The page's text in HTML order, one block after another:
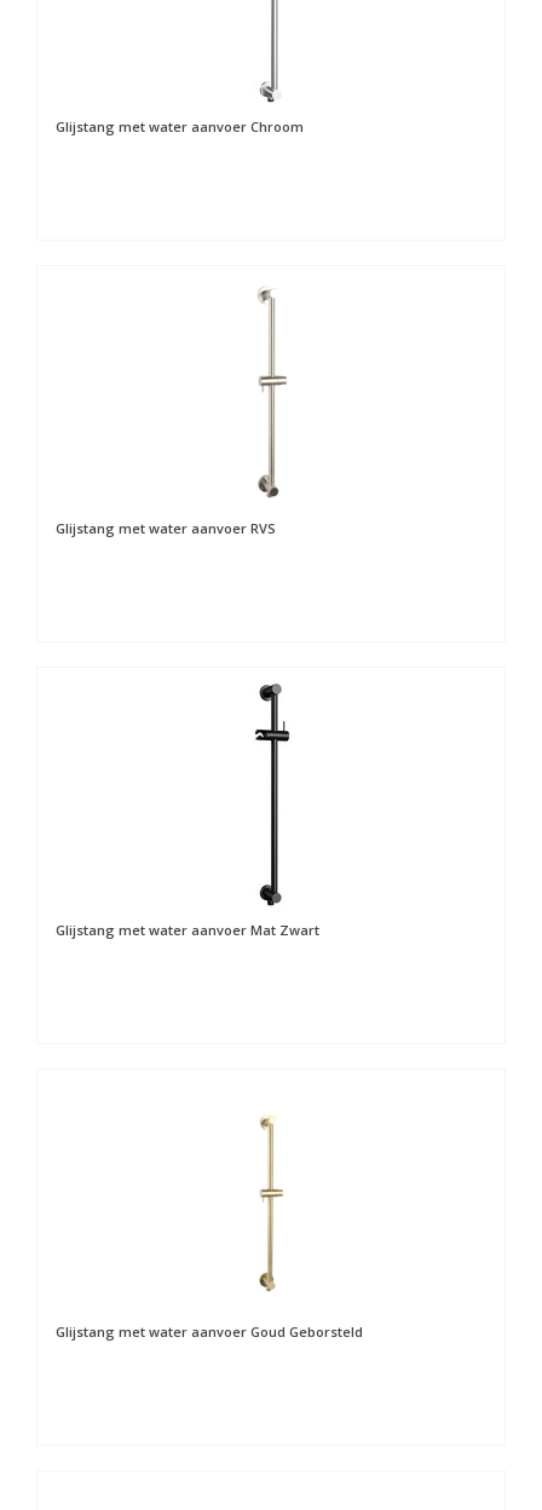
Glijstang met water aanvoer Chroom
Glijstang met water aanvoer RVS
Glijstang met water aanvoer Mat Zwart
Glijstang met water aanvoer Goud Geborsteld